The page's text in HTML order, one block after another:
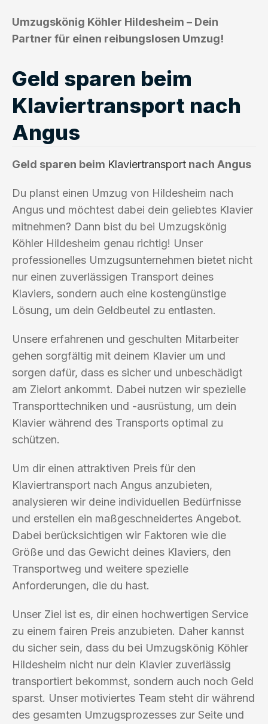
Umzugskönig Köhler Hildesheim – Dein
Partner für einen reibungslosen Umzug!
Geld sparen beim
Klaviertransport nach
Angus
Geld sparen beim Klaviertransport nach Angus
Du planst einen Umzug von Hildesheim nach
Angus und möchtest dabei dein geliebtes Klavier
mitnehmen? Dann bist du bei Umzugskönig
Köhler Hildesheim genau richtig! Unser
professionelles Umzugsunternehmen bietet nicht
nur einen zuverlässigen Transport deines
Klaviers, sondern auch eine kostengünstige
Lösung, um dein Geldbeutel zu entlasten.
Unsere erfahrenen und geschulten Mitarbeiter
gehen sorgfältig mit deinem Klavier um und
sorgen dafür, dass es sicher und unbeschädigt
am Zielort ankommt. Dabei nutzen wir spezielle
Transporttechniken und -ausrüstung, um dein
Klavier während des Transports optimal zu
schützen.
Um dir einen attraktiven Preis für den
Klaviertransport nach Angus anzubieten,
analysieren wir deine individuellen Bedürfnisse
und erstellen ein maßgeschneidertes Angebot.
Dabei berücksichtigen wir Faktoren wie die
Größe und das Gewicht deines Klaviers, den
Transportweg und weitere spezielle
Anforderungen, die du hast.
Unser Ziel ist es, dir einen hochwertigen Service
zu einem fairen Preis anzubieten. Daher kannst
du sicher sein, dass du bei Umzugskönig Köhler
Hildesheim nicht nur dein Klavier zuverlässig
transportiert bekommst, sondern auch noch Geld
sparst. Unser motiviertes Team steht dir während
des gesamten Umzugsprozesses zur Seite und